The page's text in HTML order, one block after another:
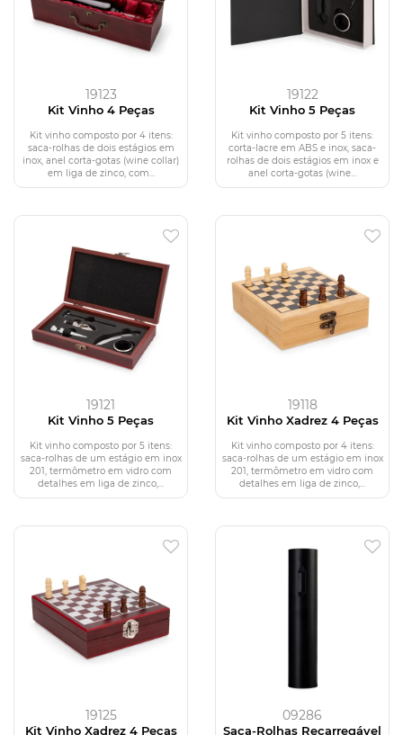
19123
Kit Vinho 4 Peças
Kit vinho composto por 4 itens:
saca-rolhas de dois estágios em
inox, anel corta-gotas (wine collar)
em liga de zinco, com...
19122
Kit Vinho 5 Peças
Kit vinho composto por 5 itens:
corta-lacre em ABS e inox, saca-
rolhas de dois estágios em inox e
anel corta-gotas (wine...
19121
Kit Vinho 5 Peças
Kit vinho composto por 5 itens:
saca-rolhas de um estágio em inox
201, termômetro em vidro com
detalhes em liga de zinco,...
19118
Kit Vinho Xadrez 4 Peças
Kit vinho composto por 4 itens:
saca-rolhas de um estágio em inox
201, termômetro em vidro com
detalhes em liga de zinco,...
19125
Kit Vinho Xadrez 4 Peças
09286
Saca-Rolhas Recarregável